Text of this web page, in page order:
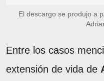
El descargo se produjo a
Entre los casos
extensión de vida de